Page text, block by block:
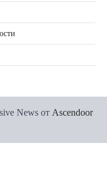
News от Ascendoor